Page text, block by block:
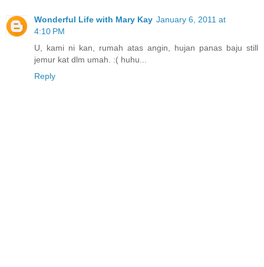
Wonderful Life with Mary Kay January 6, 2011 at
4:10 PM
U, kami ni kan, rumah atas angin, hujan panas baju still
jemur kat dlm umah. :( huhu...
Reply